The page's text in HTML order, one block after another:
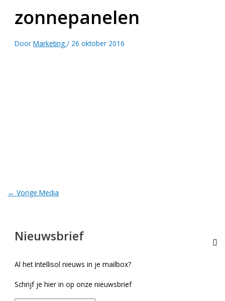
zonnepanelen
DoorMarketing/ 26 oktober 2016
← Vorige Media
Nieuwsbrief
Al het Intellisol nieuws in je mailbox?
Schrijf je hier in op onze nieuwsbrief